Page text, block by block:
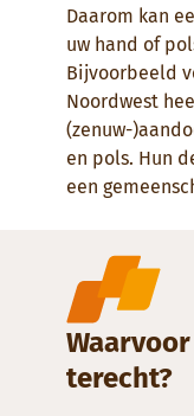
Daarom kan
uw hand of
Bijvoorbeeld
Noordwest
(zenuw-
en pols. Hun
een
terecht?